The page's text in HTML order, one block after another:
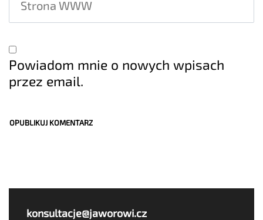
Powiadom mnie o nowych wpisach
przez email.
konsultacje@jaworowi.cz